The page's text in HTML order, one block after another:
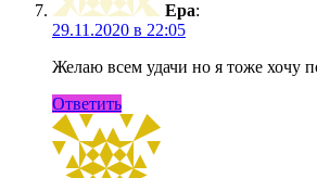
Ера:
29.11.2020 в 22:05
Желаю всем удачи но я тоже хочу
Ответить